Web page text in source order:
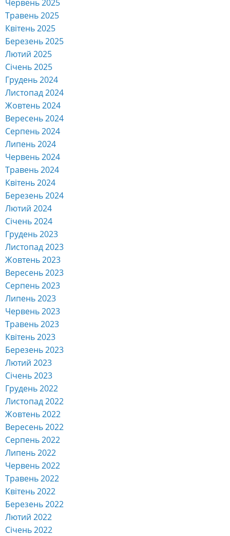
Червень 2025
Травень 2025
Квітень 2025
Березень 2025
Лютий 2025
Січень 2025
Грудень 2024
Листопад 2024
Жовтень 2024
Вересень 2024
Серпень 2024
Липень 2024
Червень 2024
Травень 2024
Квітень 2024
Березень 2024
Лютий 2024
Січень 2024
Грудень 2023
Листопад 2023
Жовтень 2023
Вересень 2023
Серпень 2023
Липень 2023
Червень 2023
Травень 2023
Квітень 2023
Березень 2023
Лютий 2023
Січень 2023
Грудень 2022
Листопад 2022
Жовтень 2022
Вересень 2022
Серпень 2022
Липень 2022
Червень 2022
Травень 2022
Квітень 2022
Березень 2022
Лютий 2022
Січень 2022